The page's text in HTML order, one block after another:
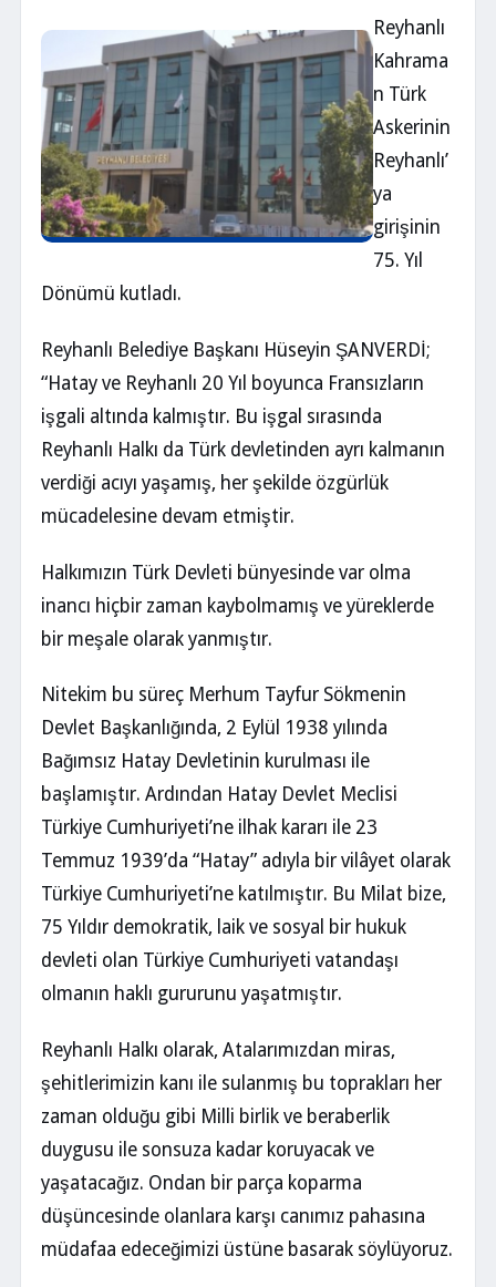
Reyhanlı
Kahrama
n Türk
Askerinin
Reyhanlı’
ya
girişinin
75. Yıl
Dönümü kutladı.
Reyhanlı Belediye Başkanı Hüseyin ŞANVERDİ;
“Hatay ve Reyhanlı 20 Yıl boyunca Fransızların
işgali altında kalmıştır. Bu işgal sırasında
Reyhanlı Halkı da Türk devletinden ayrı kalmanın
verdiği acıyı yaşamış, her şekilde özgürlük
mücadelesine devam etmiştir.
Halkımızın Türk Devleti bünyesinde var olma
inancı hiçbir zaman kaybolmamış ve yüreklerde
bir meşale olarak yanmıştır.
Nitekim bu süreç Merhum Tayfur Sökmenin
Devlet Başkanlığında, 2 Eylül 1938 yılında
Bağımsız Hatay Devletinin kurulması ile
başlamıştır. Ardından Hatay Devlet Meclisi
Türkiye Cumhuriyeti’ne ilhak kararı ile 23
Temmuz 1939’da “Hatay” adıyla bir vilâyet olarak
Türkiye Cumhuriyeti’ne katılmıştır. Bu Milat bize,
75 Yıldır demokratik, laik ve sosyal bir hukuk
devleti olan Türkiye Cumhuriyeti vatandaşı
olmanın haklı gururunu yaşatmıştır.
Reyhanlı Halkı olarak, Atalarımızdan miras,
şehitlerimizin kanı ile sulanmış bu toprakları her
zaman olduğu gibi Milli birlik ve beraberlik
duygusu ile sonsuza kadar koruyacak ve
yaşatacağız. Ondan bir parça koparma
düşüncesinde olanlara karşı canımız pahasına
müdafaa edeceğimizi üstüne basarak söylüyoruz.